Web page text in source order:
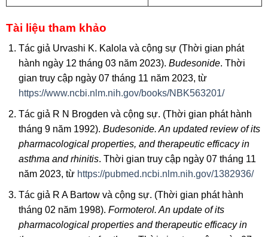
Tài liệu tham khảo
Tác giả Urvashi K. Kalola và cộng sự (Thời gian phát
hành ngày 12 tháng 03 năm 2023). Budesonide. Thời
gian truy cập ngày 07 tháng 11 năm 2023, từ
https://www.ncbi.nlm.nih.gov/books/NBK563201/
Tác giả R N Brogden và cộng sự. (Thời gian phát hành
tháng 9 năm 1992). Budesonide. An updated review of its
pharmacological properties, and therapeutic efficacy in
asthma and rhinitis. Thời gian truy cập ngày 07 tháng 11
năm 2023, từ https://pubmed.ncbi.nlm.nih.gov/1382936/
Tác giả R A Bartow và cộng sự. (Thời gian phát hành
tháng 02 năm 1998). Formoterol. An update of its
pharmacological properties and therapeutic efficacy in